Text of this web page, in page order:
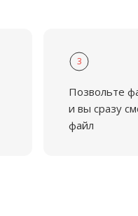
3
Позвольте
и вы сразу
файл